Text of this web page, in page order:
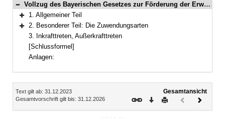
Bereich reduzieren
Vollzug des Bayerischen Gesetzes zur Förderung der Erwachsenenbildung
Bereich erweitern
1. Allgemeiner Teil
Bereich erweitern
2. Besonderer Teil: Die Zuwendungsarten
3. Inkrafttreten, Außerkrafttreten
[Schlussformel]
Anlagen:
Inhalt
Text gilt ab: 31.12.2023
Gesamtvorschrift gilt bis: 31.12.2026
Gesamtansicht
Download
DruckenVorheriges